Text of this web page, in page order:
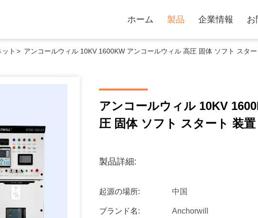
ホーム 製品 企業情報 お
ト > アンコールウィル 10KV 1600KW アンコールウィル 高圧 固体 ソフト スタ
アンコールウィル 10KV
圧 固体 ソフト スタート 装
製品詳細:
起源の場所: 中国
ブランド名: Anchorwill